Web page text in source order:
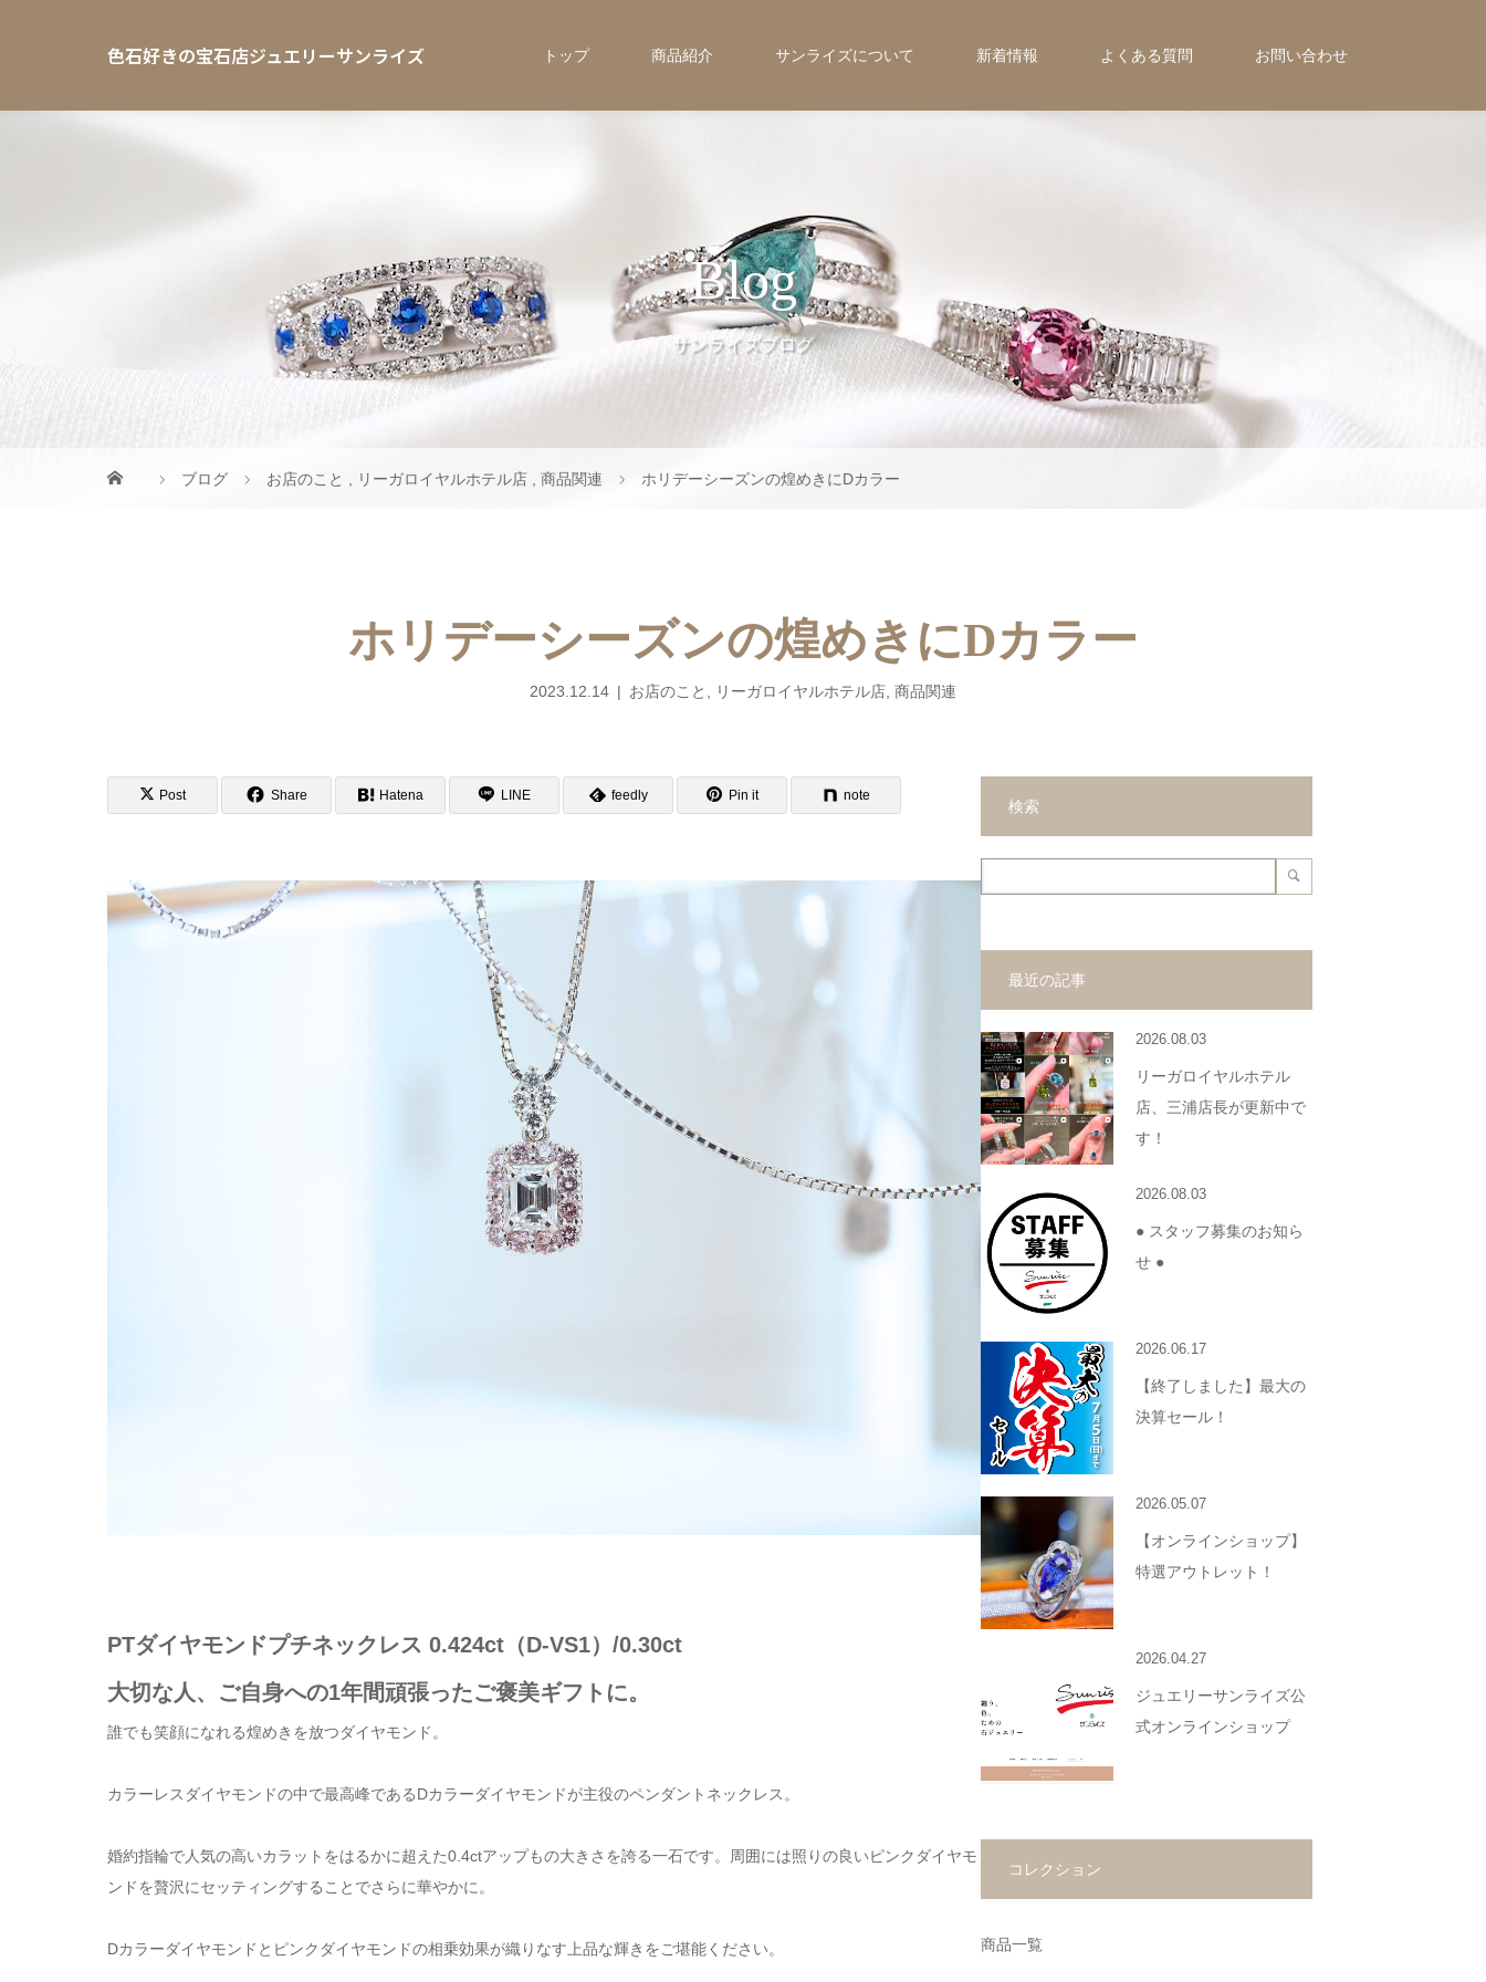
色石好きの宝石店ジュエリーサンライズ トップ 商品紹介 サンライズについて 新着情報 よくある質問 お問い合わせ
Blog
サンライズブログ
ブログ お店のこと リーガロイヤルホテル店 商品関連 ホリデーシーズンの煌めきにDカラー
ホリデーシーズンの煌めきにDカラー
2023.12.14 お店のこと リーガロイヤルホテル店 商品関連
Post Share Hatena LINE feedly Pin it note
PTダイヤモンドプチネックレス 0.424ct（D-VS1）/0.30ct
大切な人、ご自身への1年間頑張ったご褒美ギフトに。
誰でも笑顔になれる煌めきを放つダイヤモンド。
カラーレスダイヤモンドの中で最高峰であるDカラーダイヤモンドが主役のペンダントネックレス。
婚約指輪で人気の高いカラットをはるかに超えた0.4ctアップもの大きさを誇る一石です。周囲には照りの良いピンクダイヤモ
ンドを贅沢にセッティングすることでさらに華やかに。
Dカラーダイヤモンドとピンクダイヤモンドの相乗効果が織りなす上品な輝きをご堪能ください。
検索
最近の記事
2026.08.03
リーガロイヤルホテル
店、三浦店長が更新中で
す！
2026.08.03
● スタッフ募集のお知ら
せ ●
2026.06.17
【終了しました】最大の
決算セール！
2026.05.07
【オンラインショップ】
特選アウトレット！
2026.04.27
ジュエリーサンライズ公
式オンラインショップ
コレクション
商品一覧